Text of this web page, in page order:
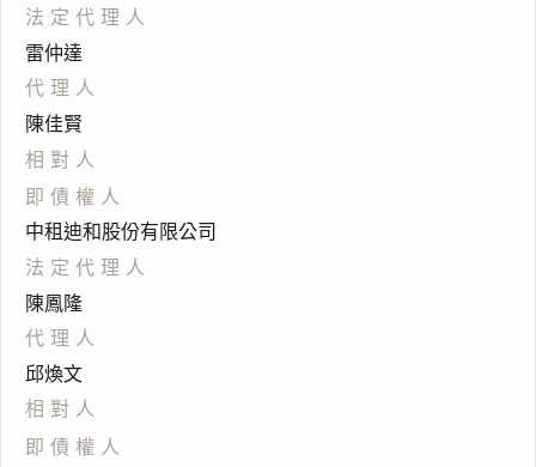
法定代理人
雷仲達
代理人
陳佳賢
相對人
即債權人
中租迪和股份有限公司
法定代理人
陳鳳隆
代理人
邱煥文
相對人
即債權人